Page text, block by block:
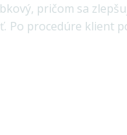
pričom sa
Po procedúre klient